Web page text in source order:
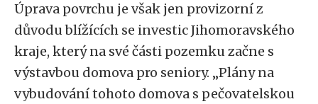
Úprava povrchu je však jen provizorní z
důvodu blížících se investic Jihomoravského
kraje, který na své části pozemku začne s
výstavbou domova pro seniory. „Plány na
vybudování tohoto domova s pečovatelskou